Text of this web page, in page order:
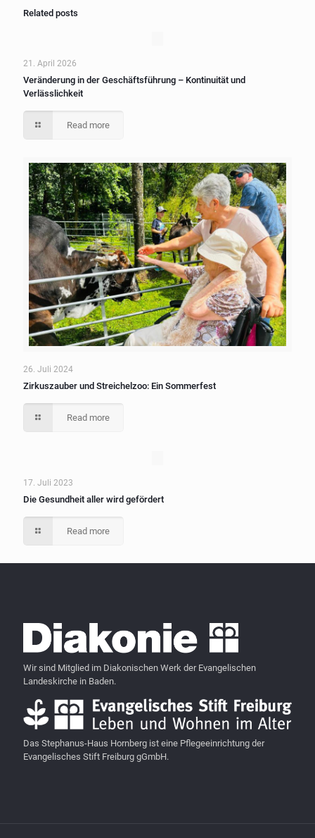
Related posts
21. April 2026
Veränderung in der Geschäftsführung – Kontinuität und
Verlässlichkeit
Read more
26. Juli 2024
Zirkuszauber und Streichelzoo: Ein Sommerfest
Read more
17. Juli 2023
Die Gesundheit aller wird gefördert
Read more
Wir sind Mitglied im Diakonischen Werk der Evangelischen
Landeskirche in Baden.
Das Stephanus-Haus Hornberg ist eine Pflegeeinrichtung der
Evangelisches Stift Freiburg gGmbH.